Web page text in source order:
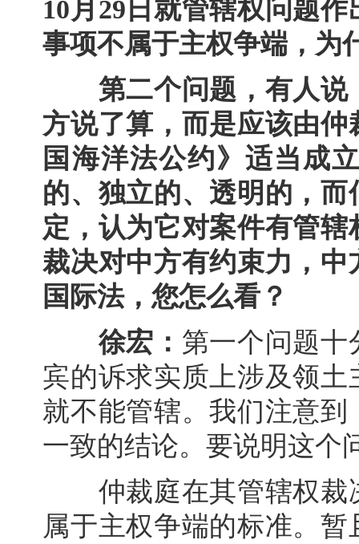
10月29日就管辖权问题
事项不属于主权争端，为
第二个问题，有人说
方说了算，而是应该由
国海洋法公约》适当成
的、独立的、透明的，
定，认为它对案件有管
裁决对中方有约束力，
国际法，您怎么看？
徐宏： 第一个问题十
宾的诉求实质上涉及领
就不能管辖。我们注意
一致的结论。要说明这个
仲裁庭在其管辖权裁
属于主权争端的标准。